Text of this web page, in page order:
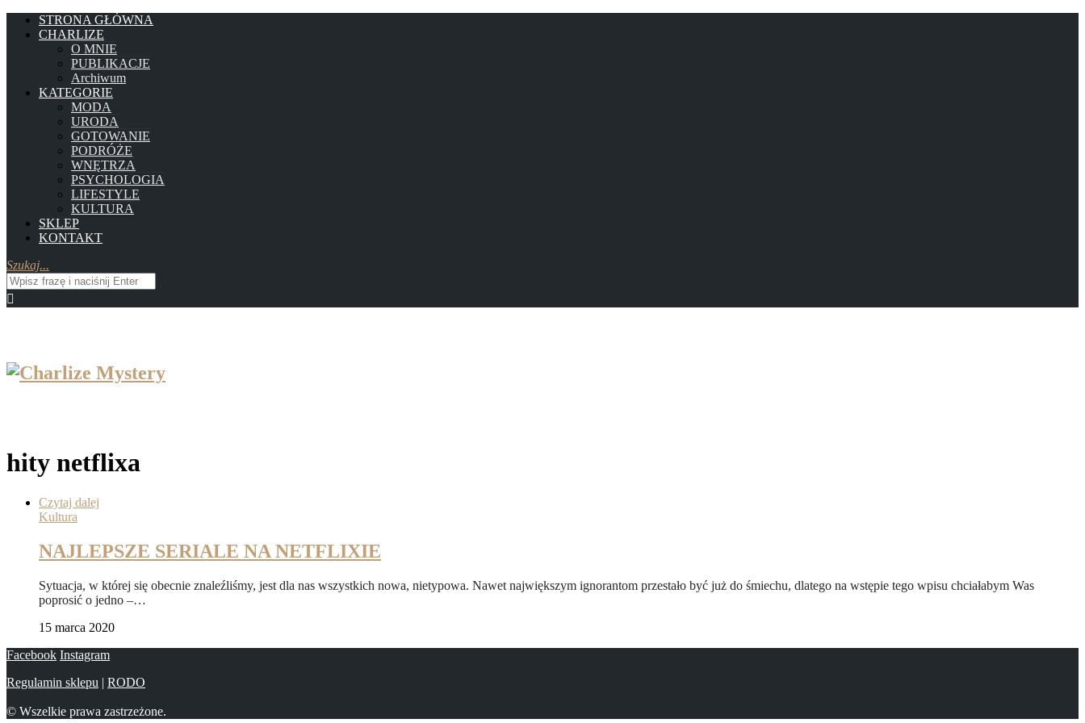
STRONA GŁÓWNA
CHARLIZE
O MNIE
PUBLIKACJE
Archiwum
KATEGORIE
MODA
URODA
GOTOWANIE
PODRÓŻE
WNĘTRZA
PSYCHOLOGIA
LIFESTYLE
KULTURA
SKLEP
KONTAKT
Szukaj...
hity netflixa
Czytaj dalej
Kultura
NAJLEPSZE SERIALE NA NETFLIXIE
Sytuacja, w której się obecnie znaleźliśmy, jest dla nas wszystkich nowa, nietypowa. Nawet największym ignorantom przestało być już do śmiechu, dlatego na wstępie tego wpisu chciałabym Was
poprosić o jedno –…
15 marca 2020
Facebook Instagram
Regulamin sklepu | RODO
© Wszelkie prawa zastrzeżone.